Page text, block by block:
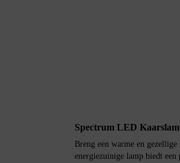
Spectrum LED
Breng een warme en
energiezuinige lamp biedt